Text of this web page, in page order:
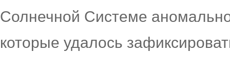
Солнечной Системе
которые удалось